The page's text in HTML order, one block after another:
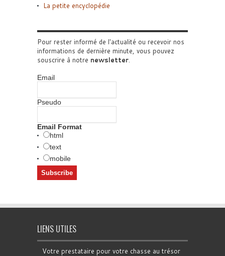
La petite encyclopédie
Pour rester informé de l'actualité ou recevoir nos
informations de dernière minute, vous pouvez
souscrire à notre newsletter.
Email
Pseudo
Email Format
html
text
mobile
LIENS UTILES
Votre prestataire pour votre chasse au trésor